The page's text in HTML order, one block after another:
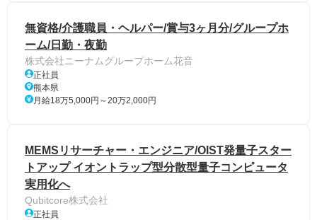
無資格/介護職員・ヘルパー/賞与3ヶ月分/グループホ
ーム/日勤・夜勤
株式会社ニーナムグループホーム花音
正社員
熊本県
月給18万5,000円～20万2,000円
MEMSリサーチャー・エンジニア/OIST発量子スター
トアップ イオントラップ型分散型量子コンピュータ
実用化へ
Qubitcore株式会社
正社員